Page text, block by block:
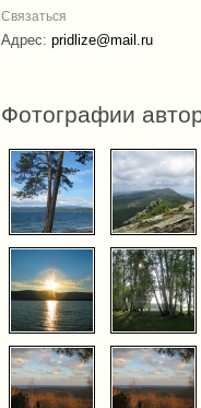
Связаться
Адрес: pridlize@mail.ru
Фотографии